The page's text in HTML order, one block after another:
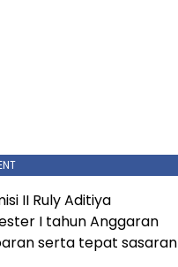
II Ruly Aditiya
I tahun Anggaran
serta tepat sasaran